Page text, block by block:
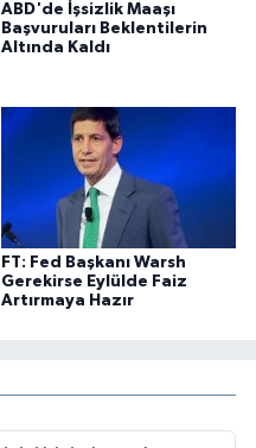
ABD'de İşsizlik Maaşı
Başvuruları Beklentilerin
Altında Kaldı
FT: Fed Başkanı Warsh
Gerekirse Eylülde Faiz
Artırmaya Hazır